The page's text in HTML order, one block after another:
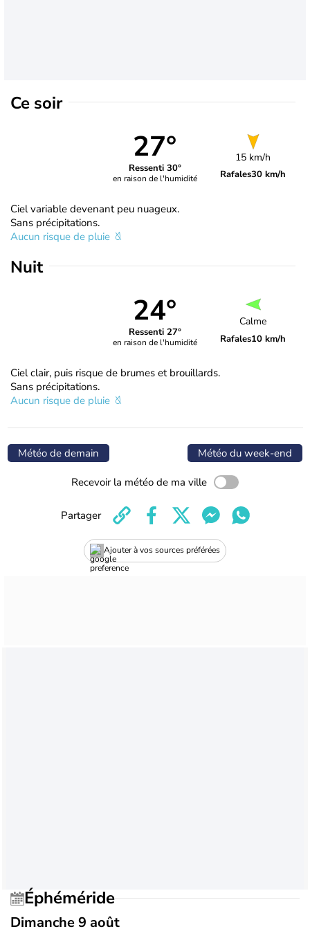
Ce soir
27°
Ressenti 30°
en raison de l'humidité
15 km/h
Rafales30 km/h
Ciel variable devenant peu nuageux.
Sans précipitations.
Aucun risque de pluie
Nuit
24°
Ressenti 27°
en raison de l'humidité
Calme
Rafales10 km/h
Ciel clair, puis risque de brumes et brouillards.
Sans précipitations.
Aucun risque de pluie
Météo de demain Météo du week-end
Recevoir la météo de ma ville
Ajouter à vos sources préférées
Partager
Éphéméride
Dimanche 9 août